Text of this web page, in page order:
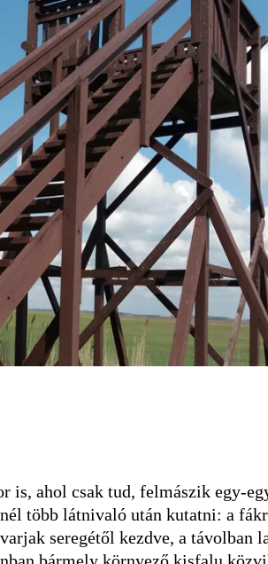
is, ahol csak tud, felmászik egy-
több látnivaló után kutatni: a
seregétől kezdve, a távolban